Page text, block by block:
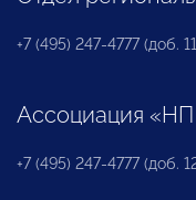
+7 (495) 247-4777 (доб.
Ассоциация
+7 (495) 247-4777 (доб.